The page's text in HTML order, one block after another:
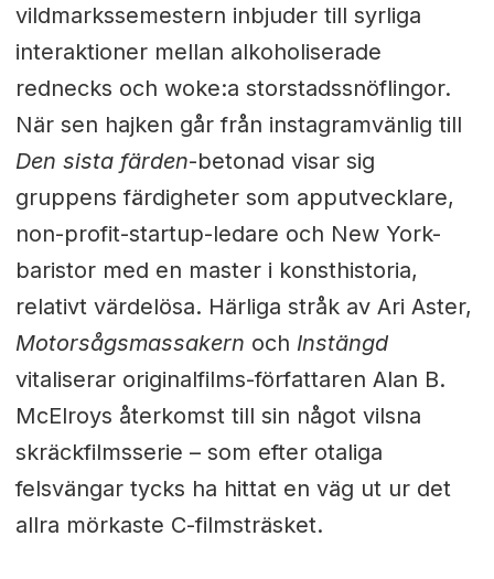
vildmarkssemestern inbjuder till syrliga
interaktioner mellan alkoholiserade
rednecks och woke:a storstadssnöflingor.
När sen hajken går från instagramvänlig till
Den sista färden-betonad visar sig
gruppens färdigheter som apputvecklare,
non-profit-startup-ledare och New York-
baristor med en master i konsthistoria,
relativt värdelösa. Härliga stråk av Ari Aster,
Motorsågsmassakern och Instängd
vitaliserar originalfilms-författaren Alan B.
McElroys återkomst till sin något vilsna
skräckfilmsserie – som efter otaliga
felsvängar tycks ha hittat en väg ut ur det
allra mörkaste C-filmsträsket.